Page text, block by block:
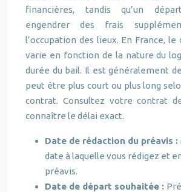
financières, tandis qu’un
engendrer des frais
l’occupation des lieux. En France, le
varie en fonction de la nature du
durée du bail. Il est généralement
peut être plus court ou plus long
contrat. Consultez votre contrat
connaître le délai exact.
Date de rédaction du préavis :
date à laquelle vous rédigez et
préavis.
Date de départ souhaitée :